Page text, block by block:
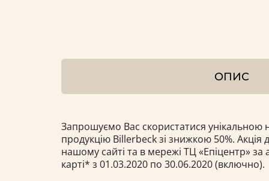
ОПИС
Запрошуємо Вас скористатися унікальною
продукцію Billerbeck зі знижкою 50%. Акція
нашому сайті та в мережі ТЦ «Епіцентр»
карті* з 01.03.2020 по 30.06.2020 (включно).